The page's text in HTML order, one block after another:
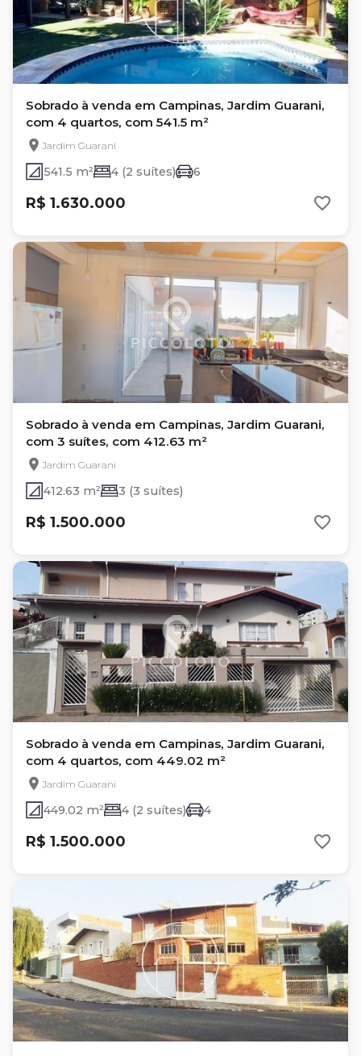
Sobrado à venda em Campinas, Jardim Guarani,
com 4 quartos, com 541.5 m²
Jardim Guarani
541.5 m² 4 (2 suítes) 6
R$ 1.630.000
Sobrado à venda em Campinas, Jardim Guarani,
com 3 suítes, com 412.63 m²
Jardim Guarani
412.63 m² 3 (3 suítes)
R$ 1.500.000
Sobrado à venda em Campinas, Jardim Guarani,
com 4 quartos, com 449.02 m²
Jardim Guarani
449.02 m² 4 (2 suítes) 4
R$ 1.500.000